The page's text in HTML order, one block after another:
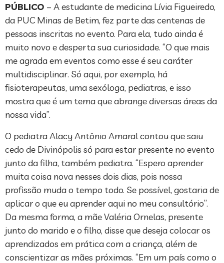
PÚBLICO – A estudante de medicina Lívia Figueiredo,
da PUC Minas de Betim, fez parte das centenas de
pessoas inscritas no evento. Para ela, tudo ainda é
muito novo e desperta sua curiosidade. “O que mais
me agrada em eventos como esse é seu caráter
multidisciplinar. Só aqui, por exemplo, há
fisioterapeutas, uma sexóloga, pediatras, e isso
mostra que é um tema que abrange diversas áreas da
nossa vida”.
O pediatra Alacy Antônio Amaral contou que saiu
cedo de Divinópolis só para estar presente no evento
junto da filha, também pediatra. “Espero aprender
muita coisa nova nesses dois dias, pois nossa
profissão muda o tempo todo. Se possível, gostaria de
aplicar o que eu aprender aqui no meu consultório”.
Da mesma forma, a mãe Valéria Ornelas, presente
junto do marido e o filho, disse que deseja colocar os
aprendizados em prática com a criança, além de
conscientizar as mães próximas. “Em um país como o